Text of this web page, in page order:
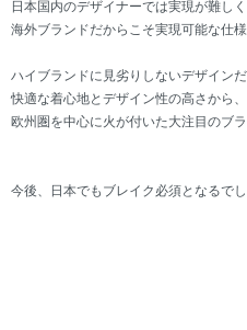
日本国内のデザイナーでは実現が難しく
海外ブランドだからこそ実現可能な仕様
ハイブランドに見劣りしないデザインだ
快適な着心地とデザイン性の高さから、
欧州圏を中心に火が付いた大注目のブラ
今後、日本でもブレイク必須となるでし